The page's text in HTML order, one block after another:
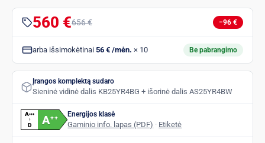
560 €656 € −96 €
arba išsimokėtinai 56 € /mėn. × 10 Be pabrangimo
Įrangos komplektą sudaro
Sieninė vidinė dalis KB25YR4BG + išorinė dalis AS25YR4BW
A+++
↑
D A++ Energijos klasė
Gaminio info. lapas (PDF) · Etiketė